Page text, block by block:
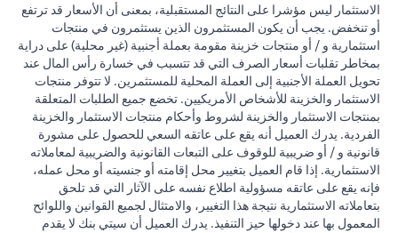
الاستثمار ليس مؤشرا على النتائج المستقبلية، بمعنى أن الأسعار قد ترتفع
أو تنخفض. يجب أن يكون المستثمرون الذين يستثمرون في منتجات
استثمارية و / أو منتجات خزينة مقومة بعملة أجنبية (غير محلية) على دراية
بمخاطر تقلبات أسعار الصرف التي قد تتسبب في خسارة رأس المال عند
تحويل العملة الأجنبية إلى العملة المحلية للمستثمرين. لا تتوفر منتجات
الاستثمار والخزينة للأشخاص الأمريكيين. تخضع جميع الطلبات المتعلقة
بمنتجات الاستثمار والخزينة لشروط وأحكام منتجات الاستثمار والخزينة
الفردية. يدرك العميل أنه يقع على عاتقه السعي للحصول على مشورة
قانونية و / أو ضريبية للوقوف على التبعات القانونية والضريبية لمعاملاته
الاستثمارية. إذا قام العميل بتغيير محل إقامته أو جنسيته أو محل عمله،
فإنه يقع على عاتقه مسؤولية اطلاع نفسه على الآثار التي قد تلحق
بتعاملاته الاستثمارية نتيجة هذا التغيير، والامتثال لجميع القوانين واللوائح
المعمول بها عند دخولها حيز التنفيذ. يدرك العميل أن سيتي بنك لا يقدم